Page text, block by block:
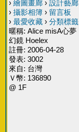
› 繪圖畫廊 › 設計藝廊
› 攝影相簿 › 留言板
› 最愛收藏 › 分類標籤
暱稱: Alice misA心夢
幻鏡 Hoelex
註冊: 2006-04-28
發表: 3002
來自: 台灣
Ｖ幣: 136890
@ 1F